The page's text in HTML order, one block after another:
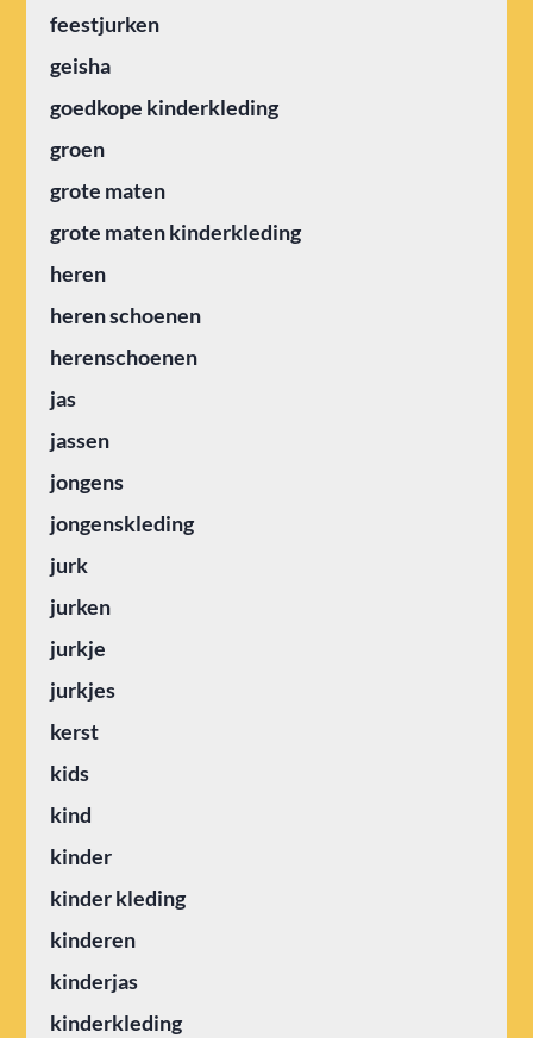
feestjurken
geisha
goedkope kinderkleding
groen
grote maten
grote maten kinderkleding
heren
heren schoenen
herenschoenen
jas
jassen
jongens
jongenskleding
jurk
jurken
jurkje
jurkjes
kerst
kids
kind
kinder
kinder kleding
kinderen
kinderjas
kinderkleding